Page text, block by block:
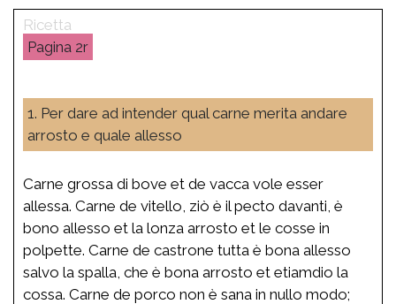
2r
1. Per dare ad intender qual carne merita andare
arrosto e quale allesso
Carne grossa di bove et de vacca vole esser
allessa. Carne de vitello, ziò è il pecto davanti, è
bono allesso et la lonza arrosto et le cosse in
polpette. Carne de castrone tutta è bona allesso
salvo la spalla, che è bona arrosto et etiamdio la
cossa. Carne de porco non è sana in nullo modo;